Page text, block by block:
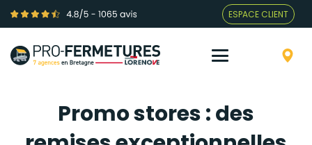
ESPACE CLIENT
Promo stores : des